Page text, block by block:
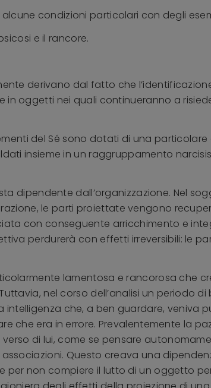
condizioni particolari con degli
e il rancore.
derivano dal fatto che
in oggetti nei quali continueranno a
del Sé sono dotati di una
insieme in un raggruppamento
dipendente dall’organizzazione. Nel
le parti proiettate vengono
con conseguente arricchimento e
perdurerà con effetti irreversibili: le
lamentosa e rancorosa che
nel corso dell’analisi un periodo
che, a ben guardare, veniva
che era in errore. Prevalentemente la
di lui, come se pensare
Questo creava una
per non compiere il lutto di un oggetto